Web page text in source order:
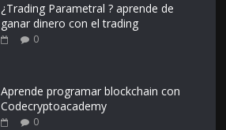
¿Trading Parametral ? aprende de
ganar dinero con el trading
0
Aprende programar blockchain con
Codecryptoacademy
0